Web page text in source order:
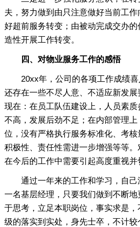
夫，努力做到由只注意做好当前工
好超前服务转变；由被动完成交办的
造性开展工作转变。
四、对物业服务工作的感悟
20xx年，公司的各项工作成绩喜
还存在一些不尽人意、不适应新发
现在：在员工队伍建设上，人员素
不高，发展后劲不足；在内部管理上
位，没有严格执行服务标准化、考
积极性、责任性需进一步增强等等
在今后的工作中需要引起高度重视并
通过一年来的工作和学习，自己
一名基层经理，只要我们做到不断
于思考，立足本职岗位，事实求是
级的落实到实处，身先士卒，不计